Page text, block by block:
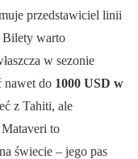
przedstawiciel linii
Bilety warto
w sezonie
nawet do 1000 USD w
z Tahiti, ale
Mataveri to
świecie – jego pas